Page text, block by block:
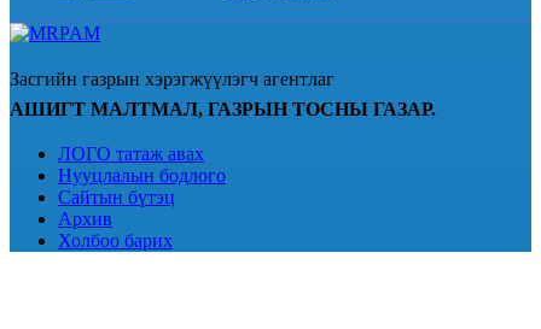
Засгийн газрын хэрэгжүүлэгч агентлаг
АШИГТ МАЛТМАЛ, ГАЗРЫН ТОСНЫ ГАЗАР.
ЛОГО татаж авах
Нууцлалын бодлого
Сайтын бүтэц
Архив
Холбоо барих